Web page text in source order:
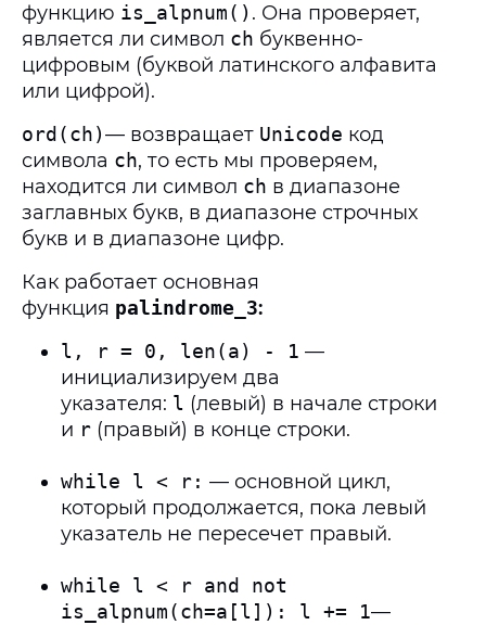
функцию is_alpnum() . Она проверяет,
является ли символ ch буквенно-
цифровым (буквой латинского алфавита
или цифрой).
ord(ch)— возвращает Unicode код
символа ch, то есть мы проверяем,
находится ли символ ch в диапазоне
заглавных букв, в диапазоне строчных
букв и в диапазоне цифр.
Как работает основная
функция palindrome_3:
l, r = 0, len(a) - 1 —
инициализируем два
указателя: l (левый) в начале строки
и r (правый) в конце строки.
while l < r: — основной цикл,
который продолжается, пока левый
указатель не пересечет правый.
while l < r and not
is_alpnum(ch=a[l]): l += 1—